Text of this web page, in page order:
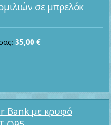
σε μπρελόκ
35,00 €
Bank με κρυφό